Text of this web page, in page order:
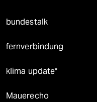
bundestalk
fernverbindung
klima update°
Mauerecho